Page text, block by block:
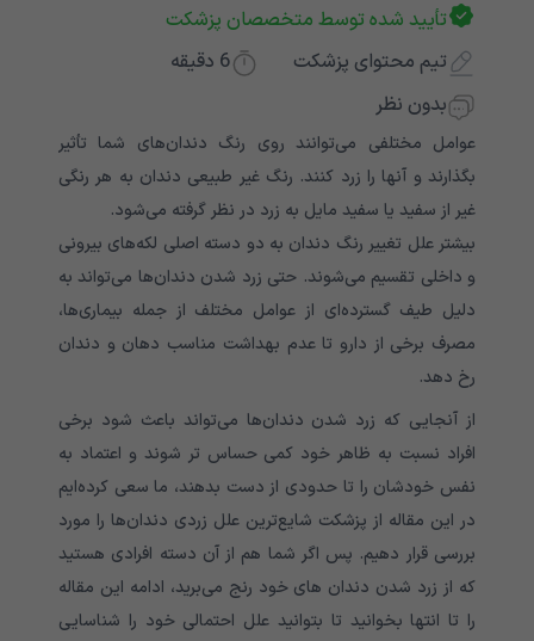
تأیید شده توسط متخصصان پزشکت
تیم محتوای پزشکت
6 دقیقه
بدون نظر
عوامل مختلفی می‌‌‌‌‌‌‌‌‌‌‌‌‌توانند روی رنگ دندان‌های شما تأثیر
بگذارند و آنها را زرد کنند. رنگ غیر طبیعی دندان به هر رنگی
غیر از سفید یا سفید مایل به زرد در نظر گرفته می‌‌‌‌‌‌‌‌‌‌‌‌‌شود.
بیشتر علل تغییر رنگ دندان به دو دسته اصلی لکه‌های بیرونی
و داخلی تقسیم می‌‌‌‌‌‌‌‌‌‌‌‌‌شوند. حتی زرد شدن دندان‌‌‌‌‌‌‌‌‌‌‌‌‌‌‌‌‌‌‌‌‌‌‌‌‌‌‌‌‌‌‌‌‌‌‌‌‌‌ها می‌‌‌‌‌‌‌‌‌‌‌‌‌تواند به
دلیل طیف گسترده‌ای از عوامل مختلف از جمله بیماری‌ها،
مصرف برخی از دارو تا عدم بهداشت مناسب دهان و دندان
رخ دهد.
از آنجایی که زرد شدن دندان‌‌‌‌‌‌‌‌‌‌‌‌‌‌‌‌‌‌‌‌‌‌‌‌‌‌‌‌‌‌‌‌‌‌‌‌‌‌ها می‌‌‌‌‌‌‌‌‌‌‌‌‌تواند باعث شود برخی
افراد نسبت به ظاهر خود کمی‌‌‌‌‌‌‌‌‌‌‌‌‌ حساس تر شوند و اعتماد به
نفس خودشان را تا حدودی از دست بدهند، ما سعی کرده‌ایم
در این مقاله از پزشکت شایع‌ترین علل زردی دندان‌‌‌‌‌‌‌‌‌‌‌‌‌‌‌‌‌‌‌‌‌‌‌‌‌‌‌‌‌‌‌‌‌‌‌‌‌‌ها را مورد
بررسی قرار دهیم. پس اگر شما هم از آن دسته افرادی هستید
که از زرد شدن دندان های خود رنج می‌‌‌‌‌‌‌‌‌‌‌‌‌برید، ادامه این مقاله
را تا انتها بخوانید تا بتوانید علل احتمالی خود را شناسایی